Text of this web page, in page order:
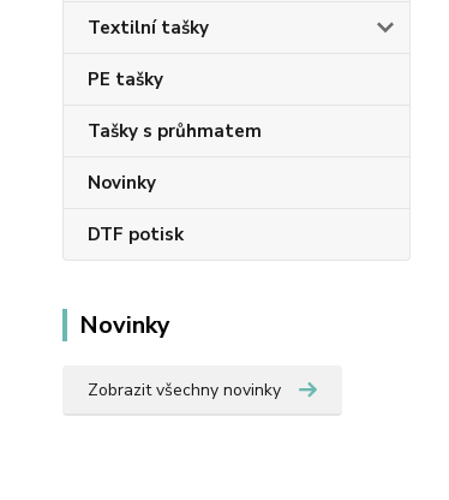
Textilní tašky
PE tašky
Tašky s průhmatem
Novinky
DTF potisk
Novinky
Zobrazit všechny novinky